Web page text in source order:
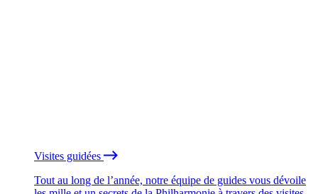
Visites guidées
Tout au long de l’année, notre équipe de guides vous dévoile